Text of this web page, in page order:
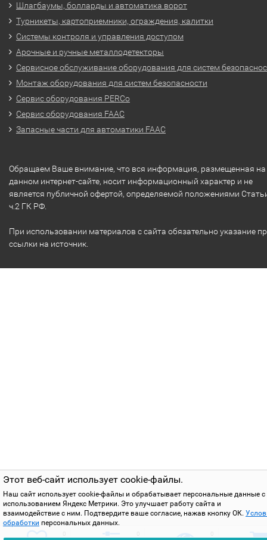
Этот веб-сайт использует cookie-файлы.
Наш сайт использует cookie-файлы и обрабатывает персональные данные с
использованием Яндекс Метрики. Это улучшает работу сайта и
взаимодействие с ним. Подтвердите ваше согласие, нажав кнопку ОК.
обработки персональных данных.
Шлагбаумы, болларды и автоматика ворот
Турникеты, картоприемники, ограждения, калитки
Системы контроля и управления доступом
Арочные и ручные металлодетекторы
Сервисное обслуживание оборудования для систем
Монтаж оборудования для систем безопасности
Сервис оборудования PERCo
Сервис оборудования FAAC
Запасные части для автоматики FAAC
Обращаем Ваше внимание, что вся информация, размещенная на
данном интернет-сайте, носит информационный характер и не
является публичной офертой, определяемой положениями
ч.2 ГК РФ.
При использовании материалов с сайта обязательно указание
ссылки на источник.